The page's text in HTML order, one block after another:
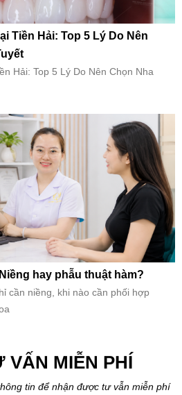
Tiền Hải: Top 5 Lý Do Nên
Hải: Top 5 Lý Do Nên Chọn Nha
hay phẫu thuật hàm?
cần niềng, khi nào cần phối hợp
VẤN MIỄN PHÍ
tin để nhận được tư vẫn miễn phí